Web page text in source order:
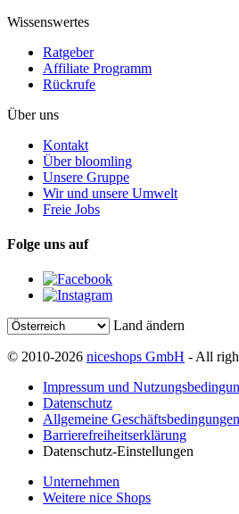
Wissenswertes
Ratgeber
Affiliate Programm
Rückrufe
Über uns
Kontakt
Über bloomling
Unsere Gruppe
Wir und unsere Umwelt
Freie Jobs
Folge uns auf
Land ändern
© 2010-2026 niceshops GmbH - All
Impressum und
Datenschutz
Allgemeine
Barrierefreiheitserklärung
Datenschutz-Einstellungen
Unternehmen
Weitere nice Shops